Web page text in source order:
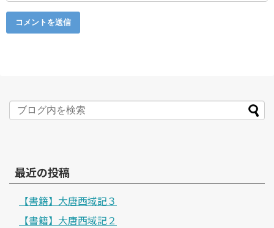
最近の投稿
【書籍】大唐西域記３
【書籍】大唐西域記２